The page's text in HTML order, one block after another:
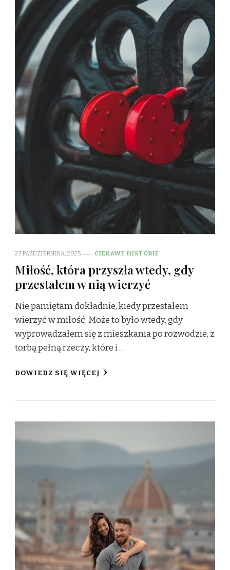
27 PAŹDZIERNIKA, 2025 CIEKAWE HISTORIE
Miłość, która przyszła wtedy, gdy
przestałem w nią wierzyć
Nie pamiętam dokładnie, kiedy przestałem
wierzyć w miłość. Może to było wtedy, gdy
wyprowadzałem się z mieszkania po rozwodzie, z
torbą pełną rzeczy, które i …
DOWIEDZ SIĘ WIĘCEJ